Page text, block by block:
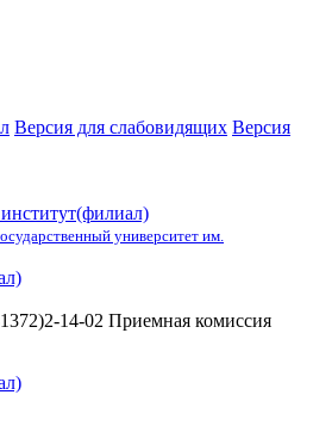
Версия для слабовидящих Версия
университет им.
14-02 Приемная комиссия